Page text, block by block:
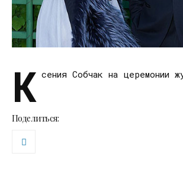
К сения Собчак на церемонии
Поделиться: